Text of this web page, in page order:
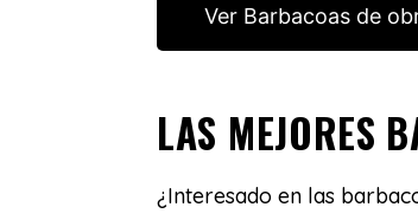
Ver Barbacoas de
LAS MEJORES
¿Interesado en las